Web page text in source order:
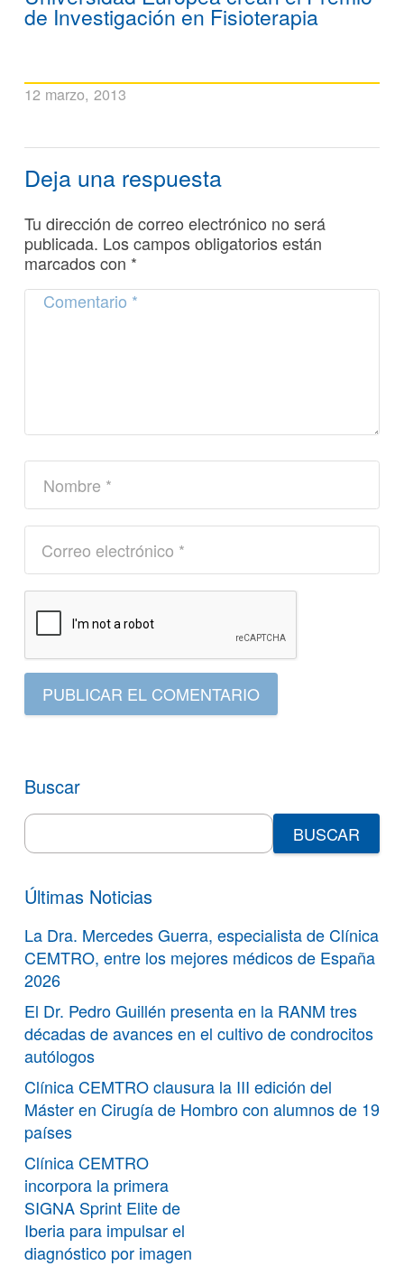
de Investigación en Fisioterapia
12 marzo, 2013
Deja una respuesta
Tu dirección de correo electrónico no será
publicada. Los campos obligatorios están
marcados con *
PUBLICAR EL COMENTARIO
Buscar
Search
for:
Últimas Noticias
La Dra. Mercedes Guerra, especialista de Clínica
CEMTRO, entre los mejores médicos de España
2026
El Dr. Pedro Guillén presenta en la RANM tres
décadas de avances en el cultivo de condrocitos
autólogos
Clínica CEMTRO clausura la III edición del
Máster en Cirugía de Hombro con alumnos de 19
países
Clínica CEMTRO
incorpora la primera
SIGNA Sprint Elite de
Iberia para impulsar el
diagnóstico por imagen